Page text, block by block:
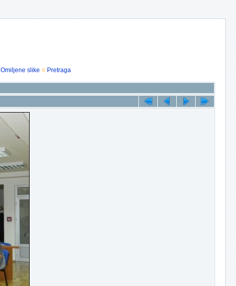
Omiljene slike Pretraga